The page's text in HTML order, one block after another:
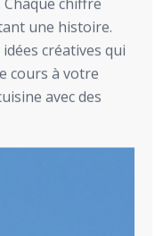
chiffre
une histoire.
créatives qui
cours à votre
avec des